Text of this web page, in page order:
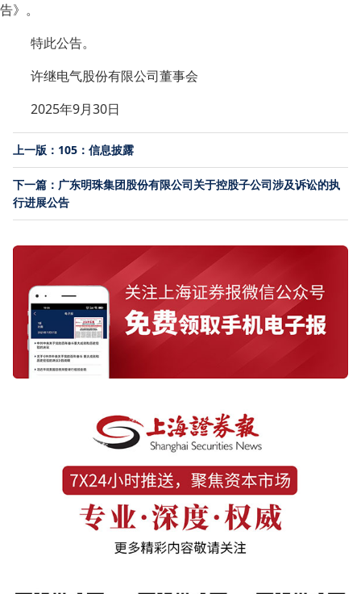
告》。
特此公告。
许继电气股份有限公司董事会
2025年9月30日
上一版：105：信息披露
下一篇：广东明珠集团股份有限公司关于控股子公司涉及诉讼的执
行进展公告